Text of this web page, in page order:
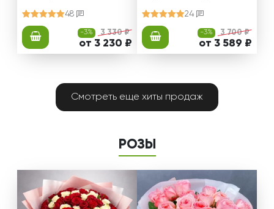
48
-3% 3 330 ₽
от 3 230 ₽
24
-3% 3 700 ₽
от 3 589 ₽
Смотреть еще хиты продаж
РОЗЫ